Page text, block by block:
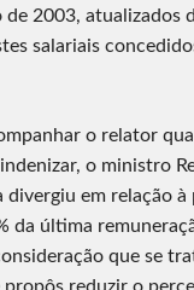
de 2003, atualizados
salariais
o relator
o ministro
divergiu em relação à
da última
que se